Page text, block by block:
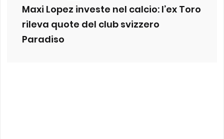
Maxi Lopez investe nel calcio: l’ex Toro
rileva quote del club svizzero
Paradiso